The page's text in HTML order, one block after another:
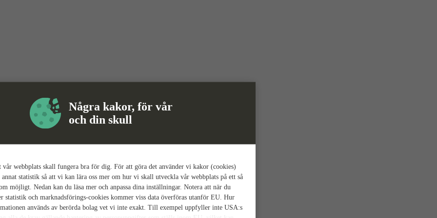
Några kakor, för vår
och din skull
webbplats skall fungera bra för dig. För att göra det använder vi kakor (cookies)
statistik så att vi kan lära oss mer om hur vi skall utveckla vår webbplats på ett så
möjligt. Nedan kan du läsa mer och anpassa dina inställningar. Notera att när du
statistik och marknadsförings-cookies kommer viss data överföras utanför EU. Hur
används av berörda bolag vet vi inte exakt. Till exempel uppfyller inte USA:s